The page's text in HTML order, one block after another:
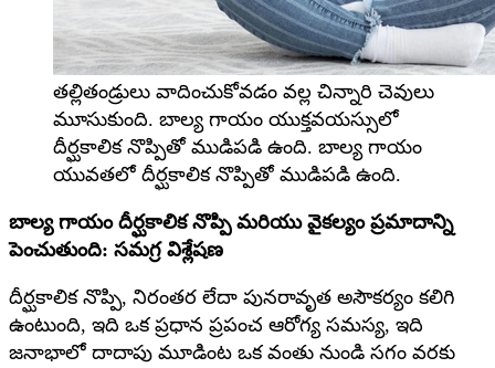
తల్లితండ్రులు వాదించుకోవడం వల్ల చిన్నారి చెవులు
మూసుకుంది. బాల్య గాయం యుక్తవయస్సులో
దీర్ఘకాలిక నొప్పితో ముడిపడి ఉంది. బాల్య గాయం
యువతలో దీర్ఘకాలిక నొప్పితో ముడిపడి ఉంది.
బాల్య గాయం దీర్ఘకాలిక నొప్పి మరియు వైకల్యం ప్రమాదాన్ని
పెంచుతుంది: సమగ్ర విశ్లేషణ
దీర్ఘకాలిక నొప్పి, నిరంతర లేదా పునరావృత అసౌకర్యం కలిగి
ఉంటుంది, ఇది ఒక ప్రధాన ప్రపంచ ఆరోగ్య సమస్య, ఇది
జనాభాలో దాదాపు మూడింట ఒక వంతు నుండి సగం వరకు